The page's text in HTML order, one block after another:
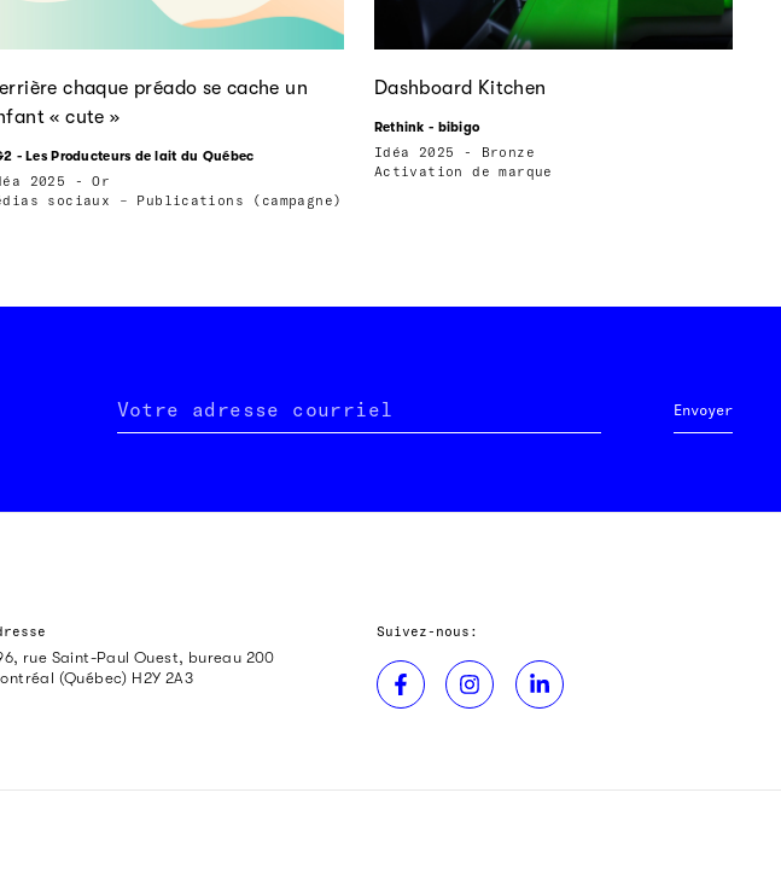
chaque préado se cache un
« cute »
- Les Producteurs de lait du Québec
2025 - Or
sociaux – Publications (campagne)
Dashboard Kitchen
Rethink - bibigo
Idéa 2025 - Bronze
Activation de marque
Votre adresse courriel Envoyer
rue Saint-Paul Ouest, bureau 200
(Québec) H2Y 2A3
Suivez-nous: